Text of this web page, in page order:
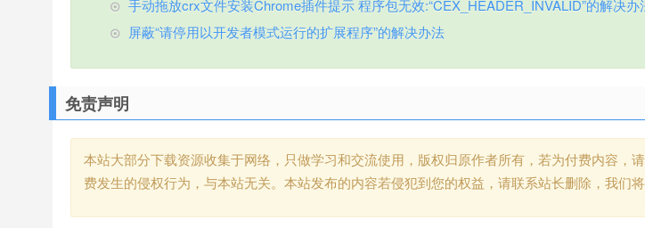
手动拖放crx文件安装Chrome插件提示 程序包无效:“CEX_HEADER_INVALID”的解决办
屏蔽“请停用以开发者模式运行的扩展程序”的解决办法
免责声明
本站大部分下载资源收集于网络，只做学习和交流使用，版权归原作者所有，若为付费内容
费发生的侵权行为，与本站无关。本站发布的内容若侵犯到您的权益，请联系站长删除，我们将